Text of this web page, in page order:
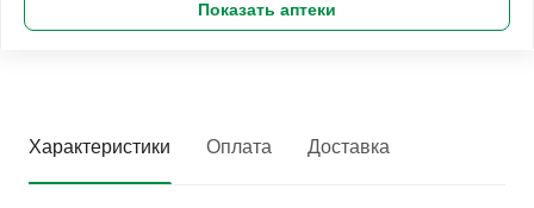
Показать аптеки
Характеристики Оплата Доставка